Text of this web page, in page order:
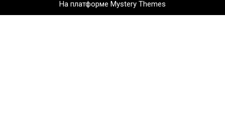
На платформе Mystery Themes